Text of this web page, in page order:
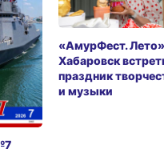
«АмурФест.
Хабаровск
праздник
и музыки